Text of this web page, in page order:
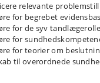
relevante
for begrebet
for de syv
for
for teorier om
til overordnede